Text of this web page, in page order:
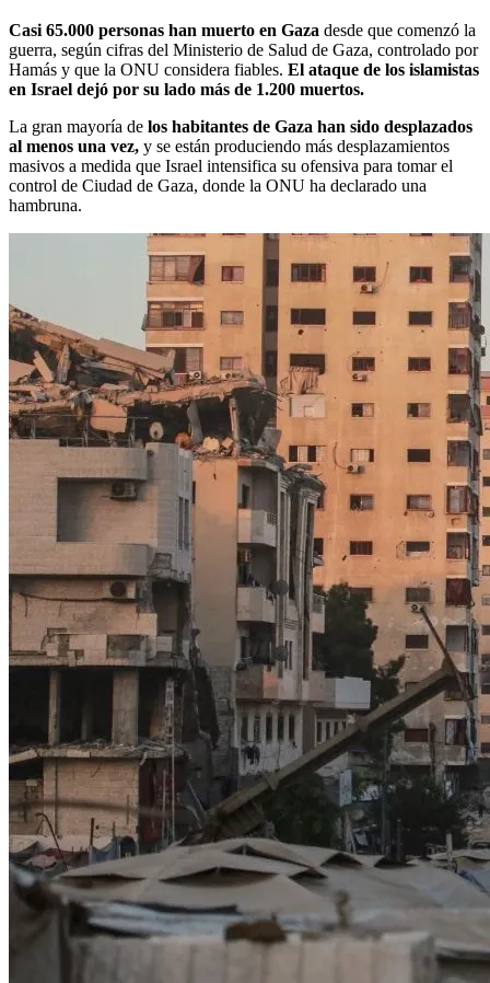
Casi 65.000 personas han muerto en Gaza desde que comenzó la
guerra, según cifras del Ministerio de Salud de Gaza, controlado por
Hamás y que la ONU considera fiables. El ataque de los islamistas
en Israel dejó por su lado más de 1.200 muertos.
La gran mayoría de los habitantes de Gaza han sido desplazados
al menos una vez, y se están produciendo más desplazamientos
masivos a medida que Israel intensifica su ofensiva para tomar el
control de Ciudad de Gaza, donde la ONU ha declarado una
hambruna.